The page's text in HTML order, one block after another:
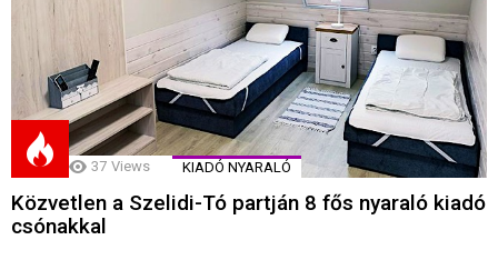
37 Views KIADÓ NYARALÓ
Közvetlen a Szelidi-Tó partján 8 fős nyaraló kiadó
csónakkal